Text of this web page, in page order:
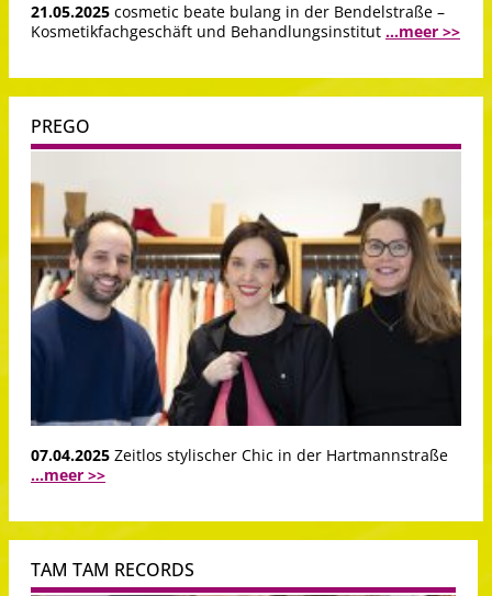
21.05.2025 cosmetic beate bulang in der Bendelstraße –
Kosmetikfachgeschäft und Behandlungsinstitut ...meer >>
PREGO
07.04.2025 Zeitlos stylischer Chic in der Hartmannstraße
...meer >>
TAM TAM RECORDS